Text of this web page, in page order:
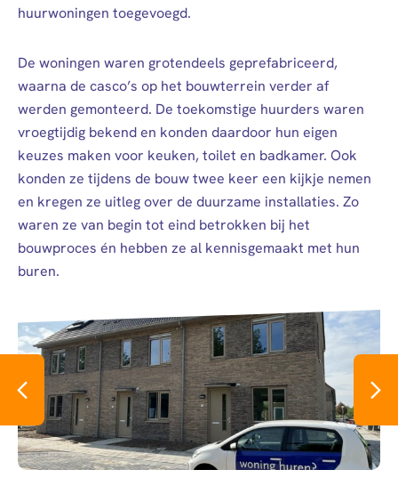
huurwoningen toegevoegd.
De woningen waren grotendeels geprefabriceerd,
waarna de casco’s op het bouwterrein verder af
werden gemonteerd. De toekomstige huurders waren
vroegtijdig bekend en konden daardoor hun eigen
keuzes maken voor keuken, toilet en badkamer. Ook
konden ze tijdens de bouw twee keer een kijkje nemen
en kregen ze uitleg over de duurzame installaties. Zo
waren ze van begin tot eind betrokken bij het
bouwproces én hebben ze al kennisgemaakt met hun
buren.